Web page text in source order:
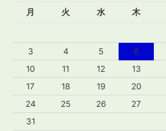
月 火 水 木
3
4 5 6
10
11 12 13
17
18 19 20
24
25 26 27
31